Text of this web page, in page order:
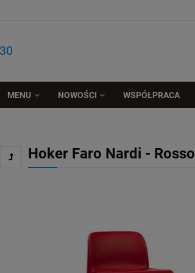
MENU NOWOŚCI WSPÓŁPRACA
Hoker Faro Nardi - Rosso